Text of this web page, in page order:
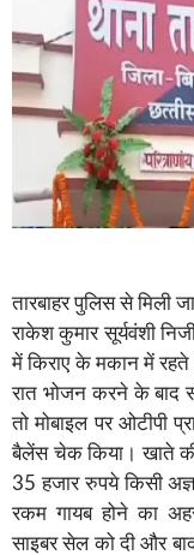
तारबाहर पुलिस से मिली
राकेश कुमार सूर्यवंशी
में किराए के मकान में रहते
रात भोजन करने के बाद
तो मोबाइल पर ओटीपी
बैलेंस चेक किया। खाते
35 हजार रुपये किसी
रकम गायब होने का
साइबर सेल को दी और